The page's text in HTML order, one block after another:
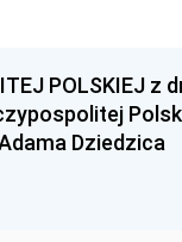
POLSKIEJ z
Dziedzica